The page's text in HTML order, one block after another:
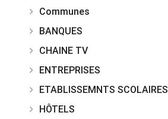
Communes
BANQUES
CHAINE TV
ENTREPRISES
ETABLISSEMNTS SCOLAIRES
HÔTELS